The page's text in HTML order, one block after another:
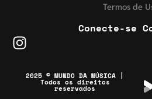
Termos de
Conecte-se
2025 © MUNDO DA MÚSICA |
Todos os direitos
reservados